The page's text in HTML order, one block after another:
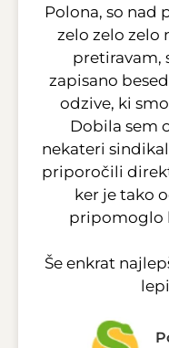
Polona, so nad
zelo zelo zelo
pretiravam,
zapisano
odzive, ki
Dobila sem
nekateri
priporočili
ker je tako
pripomoglo
Še enkrat